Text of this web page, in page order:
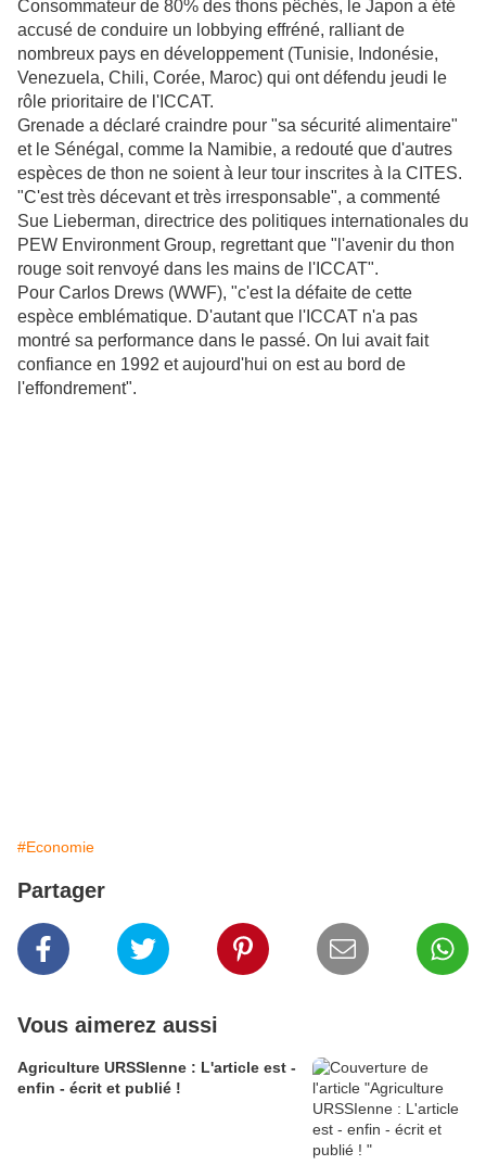
Consommateur de 80% des thons pêchés, le Japon a été
accusé de conduire un lobbying effréné, ralliant de
nombreux pays en développement (Tunisie, Indonésie,
Venezuela, Chili, Corée, Maroc) qui ont défendu jeudi le
rôle prioritaire de l'ICCAT.
Grenade a déclaré craindre pour "sa sécurité alimentaire"
et le Sénégal, comme la Namibie, a redouté que d'autres
espèces de thon ne soient à leur tour inscrites à la CITES.
"C'est très décevant et très irresponsable", a commenté
Sue Lieberman, directrice des politiques internationales du
PEW Environment Group, regrettant que "l'avenir du thon
rouge soit renvoyé dans les mains de l'ICCAT".
Pour Carlos Drews (WWF), "c'est la défaite de cette
espèce emblématique. D'autant que l'ICCAT n'a pas
montré sa performance dans le passé. On lui avait fait
confiance en 1992 et aujourd'hui on est au bord de
l'effondrement".
#Economie
Partager
Vous aimerez aussi
Agriculture URSSIenne : L'article est -
enfin - écrit et publié !